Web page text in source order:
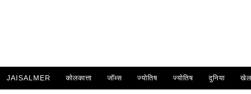
JAISALMER कोलकात्ता जॉब्स ज्योतिष ज्योतिष दुनिया खेल